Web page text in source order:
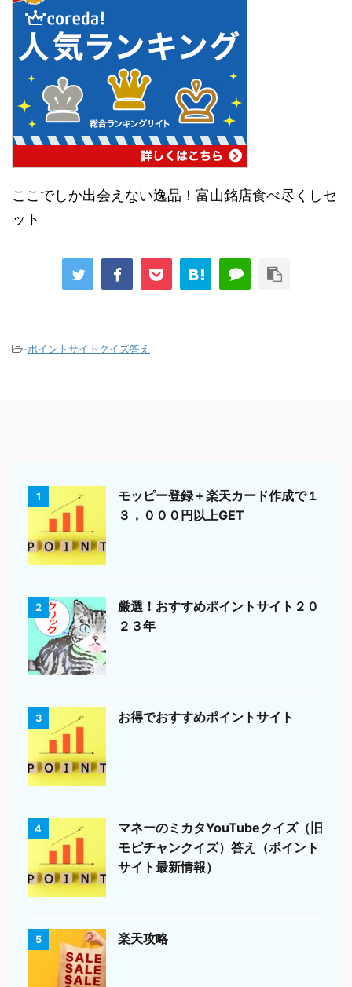
ここでしか出会えない逸品！富山銘店食べ尽くしセ
ット
-ポイントサイトクイズ答え
1
モッピー登録＋楽天カード作成で１
３，０００円以上GET
2
厳選！おすすめポイントサイト２０
２３年
3 お得でおすすめポイントサイト
4
マネーのミカタYouTubeクイズ（旧
モピチャンクイズ）答え（ポイント
サイト最新情報）
5 楽天攻略